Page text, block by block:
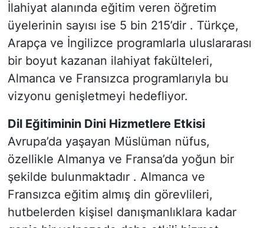
İlahiyat alanında eğitim veren öğretim
üyelerinin sayısı ise 5 bin 215’dir . Türkçe,
Arapça ve İngilizce programlarla uluslararası
bir boyut kazanan ilahiyat fakülteleri,
Almanca ve Fransızca programlarıyla bu
vizyonu genişletmeyi hedefliyor.
Dil Eğitiminin Dini Hizmetlere Etkisi
Avrupa’da yaşayan Müslüman nüfus,
özellikle Almanya ve Fransa’da yoğun bir
şekilde bulunmaktadır . Almanca ve
Fransızca eğitim almış din görevlileri,
hutbelerden kişisel danışmanlıklara kadar